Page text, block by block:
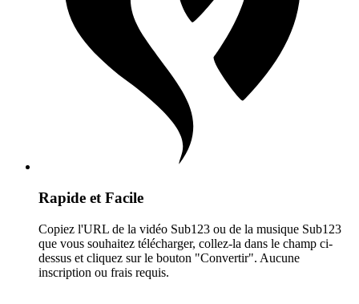
Rapide et Facile
Copiez l'URL de la vidéo Sub123 ou de la musique Sub123
que vous souhaitez télécharger, collez-la dans le champ ci-
dessus et cliquez sur le bouton "Convertir". Aucune
inscription ou frais requis.